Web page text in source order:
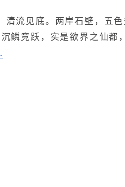
清流见底。两岸石壁，五
鳞竞跃，实是欲界之仙都